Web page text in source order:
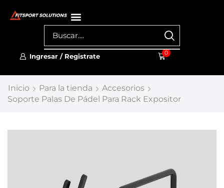
Ingresar / Registrate 0
Inicio Para la tienda
Accesorios
Soporte Palas De Pádel Para Rack Expositor